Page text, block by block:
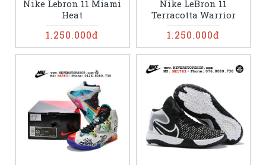
Nike Lebron 11 Miami
Heat
1.250.000đ
Nike LeBron 11
Terracotta Warrior
1.250.000đ